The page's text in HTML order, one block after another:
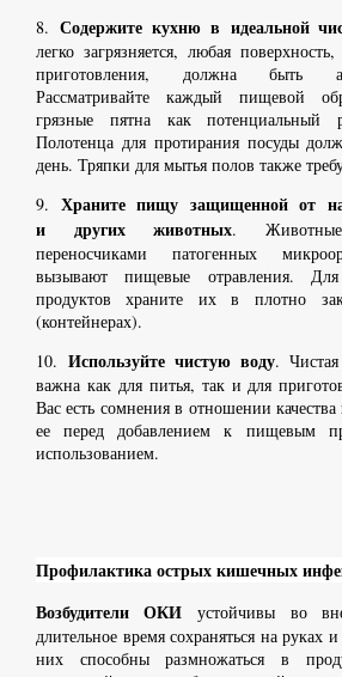
8. Содержите кухню в идеальной
легко загрязняется, любая
приготовления, должна быть
Рассматривайте каждый пищевой
грязные пятна как потенциальный
Полотенца для протирания посуды
день. Тряпки для мытья полов также
9.Храните пищу защищенной от
и других животных.
переносчиками пато­генных
вызывают пищевые отравления.
продуктов храните их в плотно
(контейнерах).
10. Используйте чистую воду.
важна как для питья, так и для
Вас есть сомнения в отношении
ее перед добавлением к пищевым
использованием.
Профилактика острых кишечных
Возбудители ОКИустойчивы во
длительное время сохраняться на руках
них способны размножаться в